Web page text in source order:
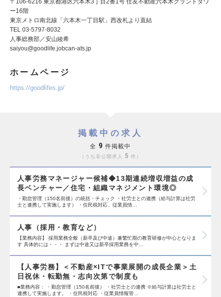
〒106-6216 東京都港区六本木3丁目2番1号 住友不動産六本木グランドタワ
ー16階
東京メトロ南北線「六本木一丁目駅」西改札より直結
TEL 03-5797-8032
人事総務部／安山綾希
saiyou@goodlife.jobcan-ats.jp
ホームページ
https://goodlifes.jp/
掲載中の求人
全 9 件掲載中
うち非公開求人 5 件
人事労務マネージャー候補◆13期連続増収増益の成
長ベンチャー／住宅・組織マネジメント環境◎
・勤怠管理（150名前後）の統括・チェック ・社労士との連携（給与計算は社労
士と連携して実施します） ・住民税対応、従業員情…
人事（採用・教育など）
【業務内容】 採用業務全般（新卒及び中途）兼繁忙期の教育研修が中心となりま
す 具体的には・・・ まずは中途又は新卒採用業務を中…
【人事労務】＜不動産×ITで事業展開の成長企業＞土
日祝休・転勤無・志向次第で制度も
■業務内容： ・勤怠管理（150名前後） ・社労士との連携 ※給与計算は社労士と
連携して実施します。 ・住民税対応 ・従業員情報管…